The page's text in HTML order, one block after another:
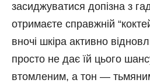
засиджуватися допізна з
отримаєте справжній
вночі шкіра активно
просто не дає їй цього
втомленим, а тон —